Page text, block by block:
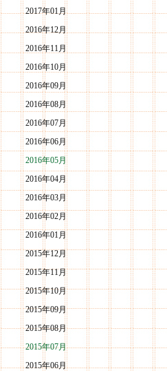
2017年01月
2016年12月
2016年11月
2016年10月
2016年09月
2016年08月
2016年07月
2016年06月
2016年05月
2016年04月
2016年03月
2016年02月
2016年01月
2015年12月
2015年11月
2015年10月
2015年09月
2015年08月
2015年07月
2015年06月